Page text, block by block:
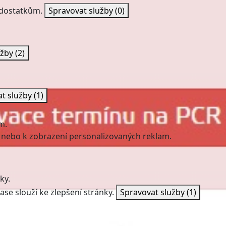
Spravovat služby(0)
(2)
služby(1)
k zobrazení personalizovaných reklam.
slouží ke zlepšení stránky. Spravovat služby(1)